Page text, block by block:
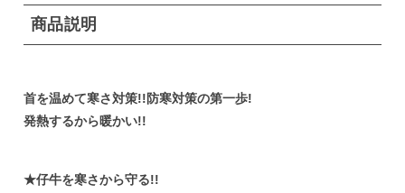
商品説明
首を温めて寒さ対策!!防寒対策の第一歩!
発熱するから暖かい!!
★仔牛を寒さから守る!!